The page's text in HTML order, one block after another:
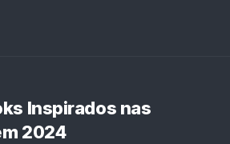
Inspirados nas
2024